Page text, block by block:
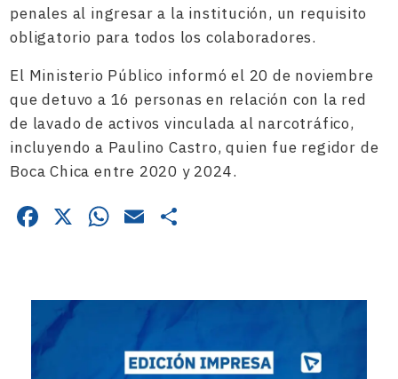
penales al ingresar a la institución, un requisito
obligatorio para todos los colaboradores.
El Ministerio Público informó el 20 de noviembre
que detuvo a 16 personas en relación con la red
de lavado de activos vinculada al narcotráfico,
incluyendo a Paulino Castro, quien fue regidor de
Boca Chica entre 2020 y 2024.
Facebook
X WhatsApp
Email